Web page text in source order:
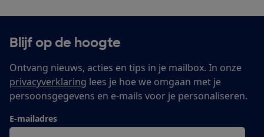
Blijf op de hoogte
Ontvang nieuws, acties en tips in je mailbox. In onze
privacyverklaring lees je hoe we omgaan met je
persoonsgegevens en e-mails voor je personaliseren.
E-mailadres